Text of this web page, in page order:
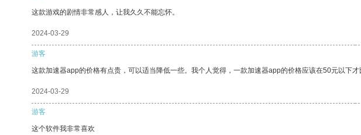
这款游戏的剧情非常感人，让我久久不能忘怀。
2024-03-29
游客
这款加速器app的价格有点贵，可以适当降低一些。我个人觉得，一款加速器app的价格应该在50元以下才
2024-03-29
游客
这个软件我非常喜欢